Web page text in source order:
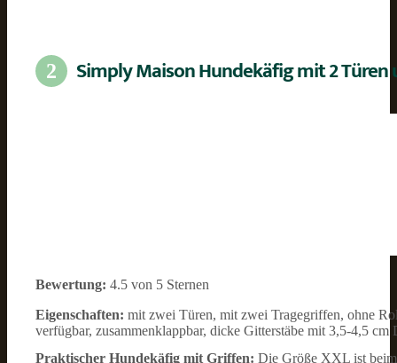
2 Simply Maison Hundekäfig mit 2
Bewertung: 4.5 von 5 Sternen
Eigenschaften: mit zwei Türen, mit zwei Tragegriffen, ohne
verfügbar, zusammenklappbar, dicke Gitterstäbe mit 3,5-4,5
Praktischer Hundekäfig mit Griffen: Die Größe XXL ist